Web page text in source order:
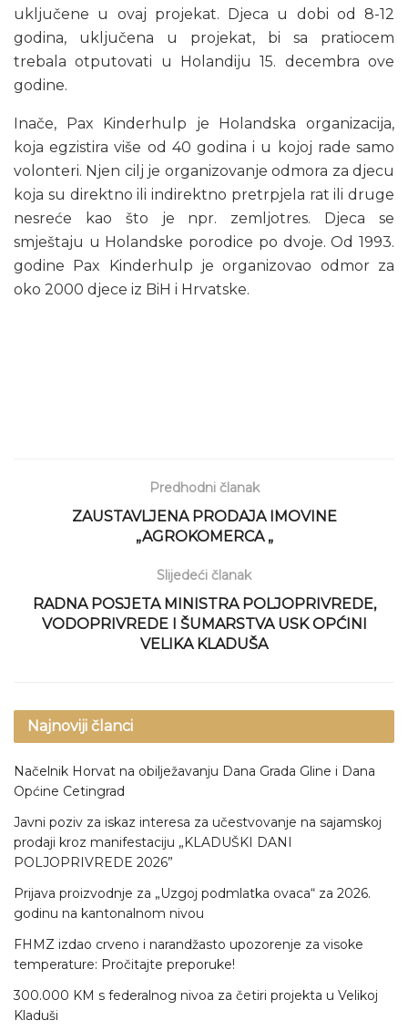
uključene u ovaj projekat. Djeca u dobi od 8-12
godina, uključena u projekat, bi sa pratiocem
trebala otputovati u Holandiju 15. decembra ove
godine.
Inače, Pax Kinderhulp je Holandska organizacija,
koja egzistira više od 40 godina i u kojoj rade samo
volonteri. Njen cilj je organizovanje odmora za djecu
koja su direktno ili indirektno pretrpjela rat ili druge
nesreće kao što je npr. zemljotres. Djeca se
smještaju u Holandske porodice po dvoje. Od 1993.
godine Pax Kinderhulp je organizovao odmor za
oko 2000 djece iz BiH i Hrvatske.
Predhodni članak
ZAUSTAVLJENA PRODAJA IMOVINE
„AGROKOMERCA „
Slijedeći članak
RADNA POSJETA MINISTRA POLJOPRIVREDE,
VODOPRIVREDE I ŠUMARSTVA USK OPĆINI
VELIKA KLADUŠA
Najnoviji članci
Načelnik Horvat na obilježavanju Dana Grada Gline i Dana
Općine Cetingrad
Javni poziv za iskaz interesa za učestvovanje na sajamskoj
prodaji kroz manifestaciju „KLADUŠKI DANI
POLJOPRIVREDE 2026”
Prijava proizvodnje za „Uzgoj podmlatka ovaca“ za 2026.
godinu na kantonalnom nivou
FHMZ izdao crveno i narandžasto upozorenje za visoke
temperature: Pročitajte preporuke!
300.000 KM s federalnog nivoa za četiri projekta u Velikoj
Kladuši